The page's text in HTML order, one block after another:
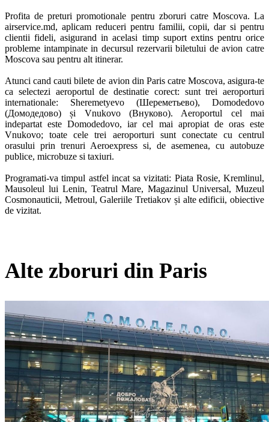
Profita de preturi promotionale pentru zboruri catre Moscova. La
airservice.md, aplicam reduceri pentru familii, copii, dar si pentru
clientii fideli, asigurand in acelasi timp suport extins pentru orice
probleme intampinate in decursul rezervarii biletului de avion catre
Moscova sau pentru alt itinerar.
Atunci cand cauti bilete de avion din Paris catre Moscova, asigura-te
ca selectezi aeroportul de destinatie corect: sunt trei aeroporturi
internationale: Sheremetyevo (Шереметьево), Domodedovo
(Домодедово) și Vnukovo (Внуково). Aeroportul cel mai
indepartat este Domodedovo, iar cel mai apropiat de oras este
Vnukovo; toate cele trei aeroporturi sunt conectate cu centrul
orasului prin trenuri Aeroexpress si, de asemenea, cu autobuze
publice, microbuze si taxiuri.
Programati-va timpul astfel incat sa vizitati: Piata Rosie, Kremlinul,
Mausoleul lui Lenin, Teatrul Mare, Magazinul Universal, Muzeul
Cosmonauticii, Metroul, Galeriile Tretiakov și alte edificii, obiective
de vizitat.
Alte zboruri din Paris